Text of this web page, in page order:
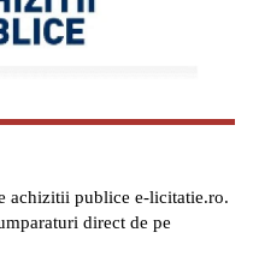
achizitii publice e-licitatie.ro.
direct de pe